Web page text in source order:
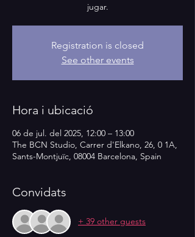
jugar.
Registration is closed
See other events
Hora i ubicació
06 de jul. del 2025, 12:00 – 13:00
The BCN Studio, Carrer d'Elkano, 26, 0 1A,
Sants-Montjuïc, 08004 Barcelona, Spain
Convidats
+ 39 other guests